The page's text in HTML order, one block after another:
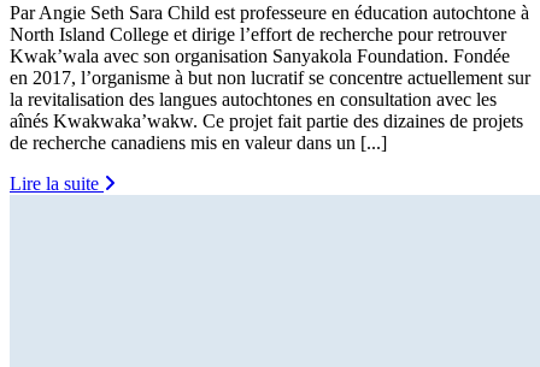
Par Angie Seth Sara Child est professeure en éducation autochtone à
North Island College et dirige l’effort de recherche pour retrouver
Kwak’wala avec son organisation Sanyakola Foundation. Fondée
en 2017, l’organisme à but non lucratif se concentre actuellement sur
la revitalisation des langues autochtones en consultation avec les
aînés Kwakwaka’wakw. Ce projet fait partie des dizaines de projets
de recherche canadiens mis en valeur dans un [...]
Lire la suite